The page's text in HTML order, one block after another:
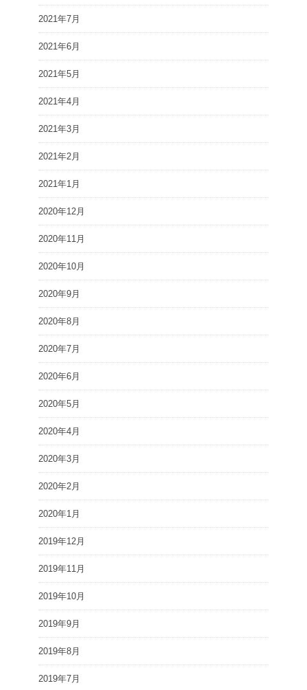
2021年7月
2021年6月
2021年5月
2021年4月
2021年3月
2021年2月
2021年1月
2020年12月
2020年11月
2020年10月
2020年9月
2020年8月
2020年7月
2020年6月
2020年5月
2020年4月
2020年3月
2020年2月
2020年1月
2019年12月
2019年11月
2019年10月
2019年9月
2019年8月
2019年7月